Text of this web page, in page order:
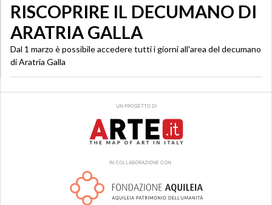
RISCOPRIRE IL DECUMANO DI
ARATRIA GALLA
Dal 1 marzo è possibile accedere tutti i giorni all'area del decumano
di Aratria Galla
UN PROGETTO DI
IN COLLABORAZIONE CON